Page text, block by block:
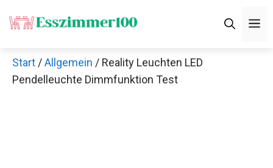
Inhalt
Start /Allgemein / Reality Leuchten LED
Pendelleuchte Dimmfunktion Test